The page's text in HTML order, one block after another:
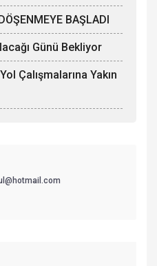
BAŞLADI
Günü Bekliyor
Çalışmalarına Yakın